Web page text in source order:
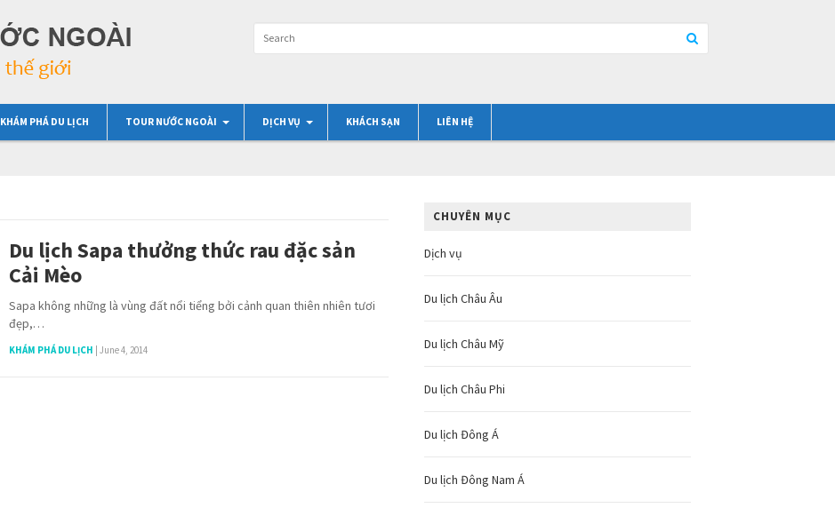
KHÁM PHÁ DU LỊCH TOUR NƯỚC NGOÀI DỊCH VỤ KHÁCH SẠN LIÊN HỆ
Du lịch Sapa thưởng thức rau đặc sản
Cải Mèo
Sapa không những là vùng đất nổi tiểng bởi cảnh quan thiên nhiên tươi
đẹp,…
KHÁM PHÁ DU LỊCH June 4, 2014
CHUYÊN MỤC
Dịch vụ
Du lịch Châu Âu
Du lịch Châu Mỹ
Du lịch Châu Phi
Du lịch Đông Á
Du lịch Đông Nam Á